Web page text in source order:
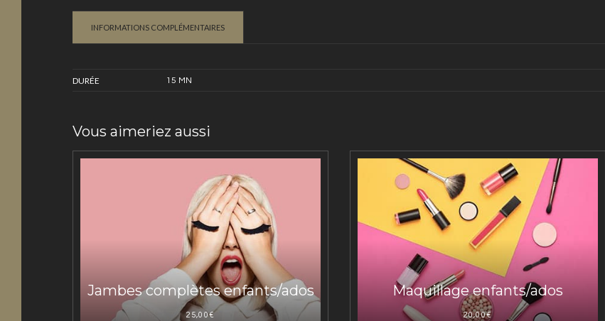
INFORMATIONS COMPLÉMENTAIRES
DURÉE 15 MN
Vous aimeriez aussi
Jambes complètes enfants/ados
25,00€
Maquillage enfants/ados
20,00€